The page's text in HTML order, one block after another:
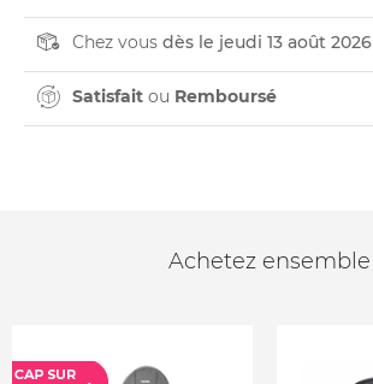
Chez vous dès le jeudi 13 août 2026
Satisfait ou Remboursé
Achetez ensemble